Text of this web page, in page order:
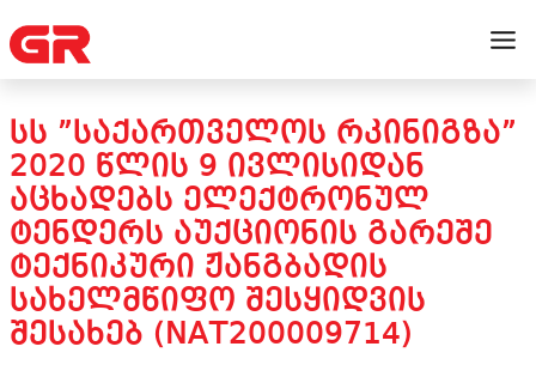
ᲡᲡ ”ᲡᲐᲥᲐᲠᲗᲕᲔᲚᲝᲡ ᲠᲙᲘᲜᲘᲒᲖᲐ”
2020 ᲬᲚᲘᲡ 9 ᲘᲕᲚᲘᲡᲘᲓᲐᲜ
ᲐᲪᲮᲐᲓᲔᲑᲡ ᲔᲚᲔᲥᲢᲠᲝᲜᲣᲚ
ᲢᲔᲜᲓᲔᲠᲡ ᲐᲣᲥᲪᲘᲝᲜᲘᲡ ᲒᲐᲠᲔᲨᲔ
ᲢᲔᲥᲜᲘᲙᲣᲠᲘ ᲟᲐᲜᲒᲑᲐᲓᲘᲡ
ᲡᲐᲮᲔᲚᲛᲬᲘᲤᲝ ᲨᲔᲡᲧᲘᲓᲕᲘᲡ
ᲨᲔᲡᲐᲮᲔᲑ (NAT200009714)